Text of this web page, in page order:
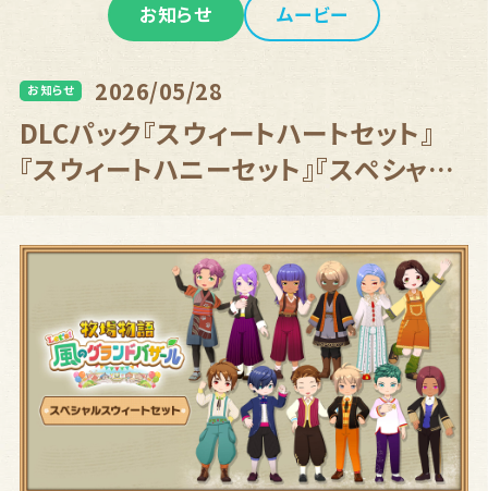
お知らせ ムービー
お知らせ 2026/05/28
DLCパック『スウィートハートセット』
『スウィートハニーセット』『スペシャル
PlayStation®5 Xbox Series X|S
Steam
エディションを選んでください
通常版
購入する
通常版
購入する
デジタルデラックス
エディション
プレミアムデジタル
デラックスエディション